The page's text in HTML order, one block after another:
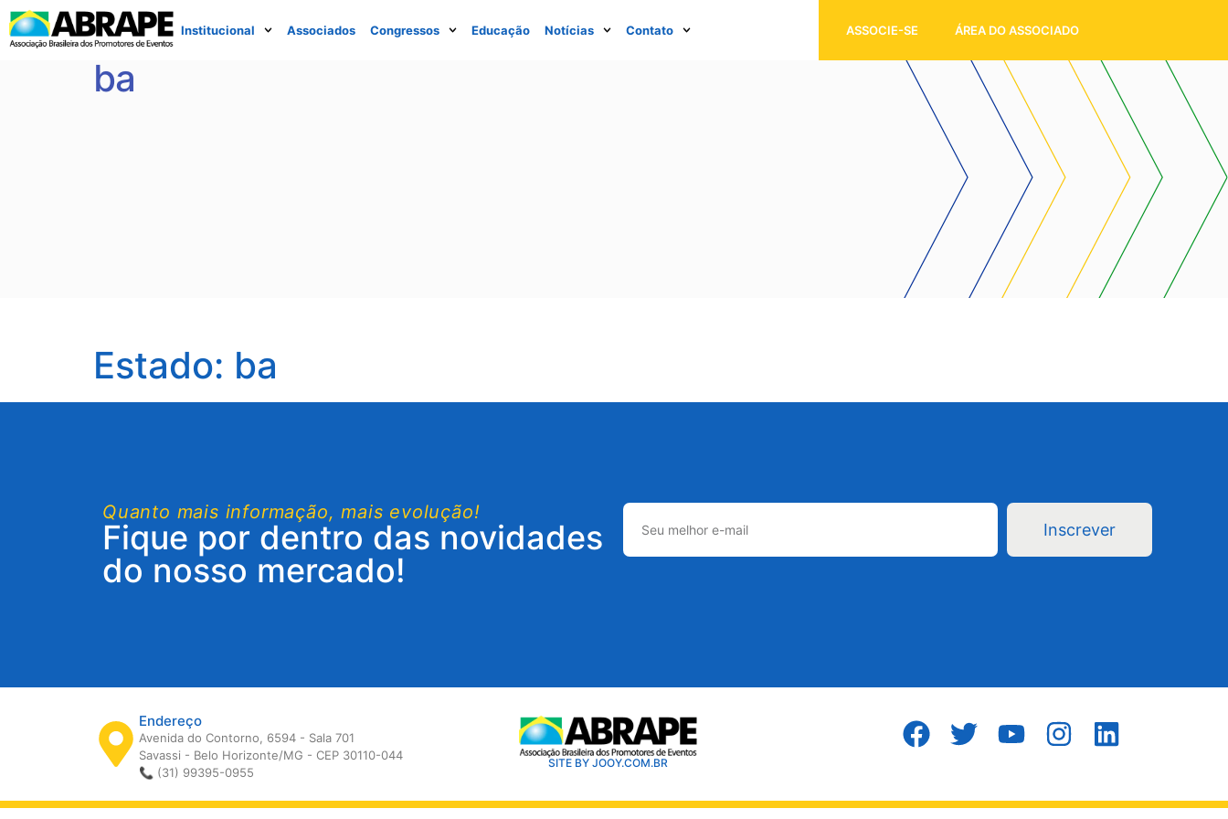
Institucional Associados Congressos Educação Notícias Contato ASSOCIE-SE ÁREA DO ASSOCIADO
ba
Estado: ba
Quanto mais informação, mais evolução!
Fique por dentro das novidades
do nosso mercado!
Inscrever
Endereço
Avenida do Contorno, 6594 - Sala 701
Savassi - Belo Horizonte/MG - CEP 30110-044
📞 (31) 99395-0955
SITE BY JOOY.COM.BR